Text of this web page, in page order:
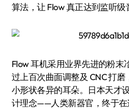
算法，让 Flow 真正达到监听级
Flow 耳机采用业界先进的粉末
过上百次曲面调整及 CNC 打
小形状各异的耳朵。日本天才
计理念——人类新器官，终于在